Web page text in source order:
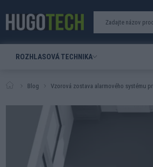
ROZHLASOVÁ TECHNIKA
Blog Vzorová zostava alarmového systému